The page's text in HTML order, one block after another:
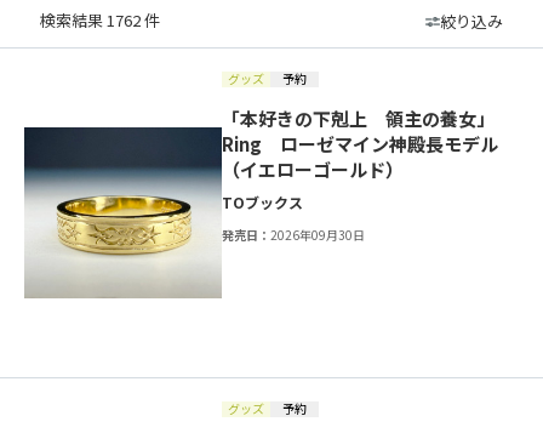
検索結果 1762 件 絞り込み
グッズ 予約
「本好きの下剋上 領主の養女」
Ring ローゼマイン神殿長モデル
（イエローゴールド）
TOブックス
発売日：2026年09月30日
グッズ 予約